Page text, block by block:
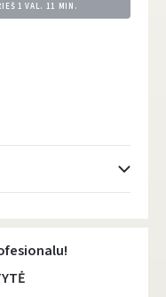
1 VAL. 11 MIN.
€